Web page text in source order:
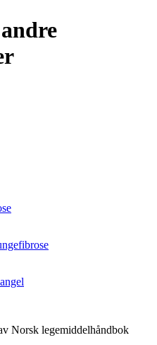
Norsk legemiddelhåndbok